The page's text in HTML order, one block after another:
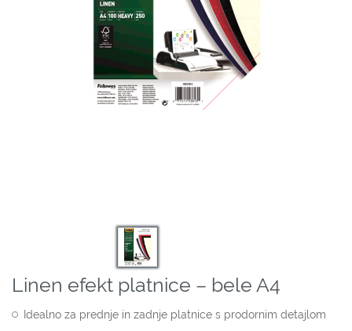
Linen efekt platnice – bele A4
Idealno za prednje in zadnje platnice s prodornim detajlom